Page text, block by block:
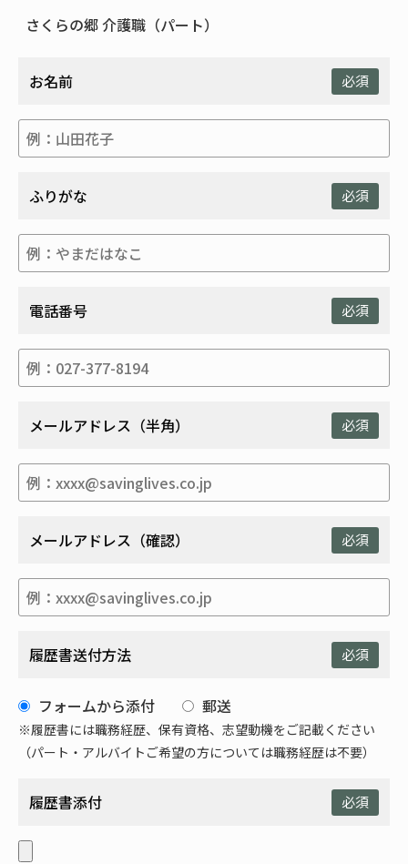
お名前 必須
ふりがな 必須
電話番号 必須
メールアドレス（半角） 必須
メールアドレス（確認） 必須
履歴書送付方法 必須
フォームから添付 郵送
※履歴書には職務経歴、保有資格、志望動機をご記載ください
（パート・アルバイトご希望の方については職務経歴は不要）
履歴書添付 必須